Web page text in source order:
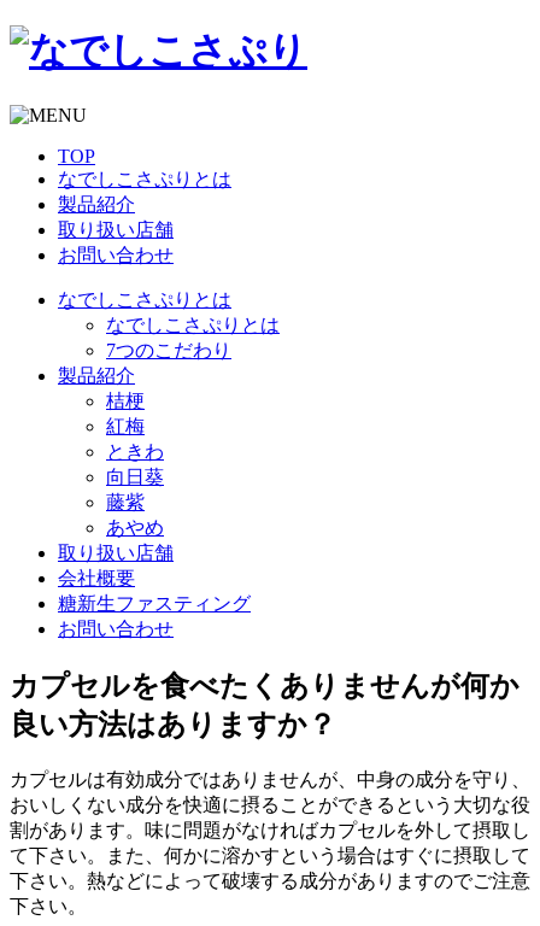
TOP
なでしこさぷりとは
製品紹介
取り扱い店舗
お問い合わせ
なでしこさぷりとは
なでしこさぷりとは
7つのこだわり
製品紹介
桔梗
紅梅
ときわ
向日葵
藤紫
あやめ
取り扱い店舗
会社概要
糖新生ファスティング
お問い合わせ
カプセルを食べたくありませんが何か
良い方法はありますか？
カプセルは有効成分ではありませんが、中身の成分を守り、
おいしくない成分を快適に摂ることができるという大切な役
割があります。味に問題がなければカプセルを外して摂取し
て下さい。また、何かに溶かすという場合はすぐに摂取して
下さい。熱などによって破壊する成分がありますのでご注意
下さい。